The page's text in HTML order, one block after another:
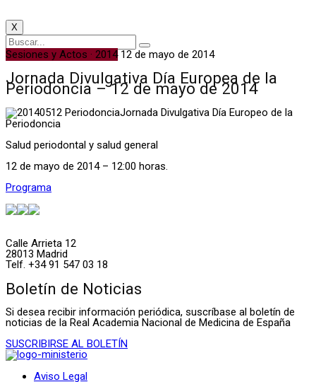
X
Sesiones y Actos · 2014 12 de mayo de 2014
Jornada Divulgativa Día Europea de la
Periodoncia – 12 de mayo de 2014
Jornada Divulgativa Día Europeo de la
Periodoncia
Salud periodontal y salud general
12 de mayo de 2014 – 12:00 horas.
Programa
Calle Arrieta 12
28013 Madrid
Telf. +34 91 547 03 18
Boletín de Noticias
Si desea recibir información periódica, suscríbase al boletín de
noticias de la Real Academia Nacional de Medicina de España
SUSCRIBIRSE AL BOLETÍN
Aviso Legal